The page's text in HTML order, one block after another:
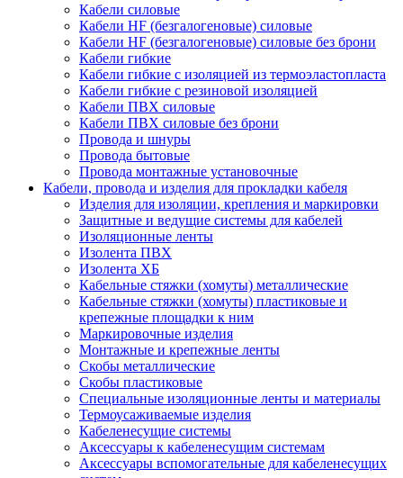
Кабели силовые
Кабели HF (безгалогеновые) силовые
Кабели HF (безгалогеновые) силовые без брони
Кабели гибкие
Кабели гибкие с изоляцией из термоэластопласта
Кабели гибкие с резиновой изоляцией
Кабели ПВХ силовые
Кабели ПВХ силовые без брони
Провода и шнуры
Провода бытовые
Провода монтажные установочные
Кабели, провода и изделия для прокладки кабеля
Изделия для изоляции, крепления и маркировки
Защитные и ведущие системы для кабелей
Изоляционные ленты
Изолента ПВХ
Изолента ХБ
Кабельные стяжки (хомуты) металлические
Кабельные стяжки (хомуты) пластиковые и
крепежные площадки к ним
Маркировочные изделия
Монтажные и крепежные ленты
Скобы металлические
Скобы пластиковые
Специальные изоляционные ленты и материалы
Термоусаживаемые изделия
Кабеленесущие системы
Аксессуары к кабеленесущим системам
Аксессуары вспомогательные для кабеленесущих